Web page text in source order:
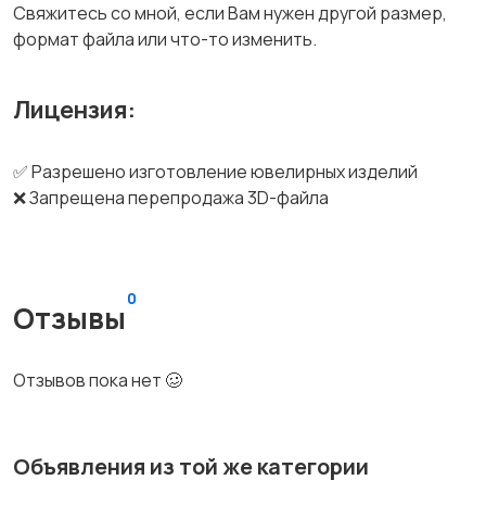
Свяжитесь со мной, если Вам нужен другой размер,
формат файла или что-то изменить.
Лицензия:
✅ Разрешено изготовление ювелирных изделий
❌ Запрещена перепродажа 3D-файла
Отзывы
0
Отзывов пока нет 🥴
Объявления из той же категории